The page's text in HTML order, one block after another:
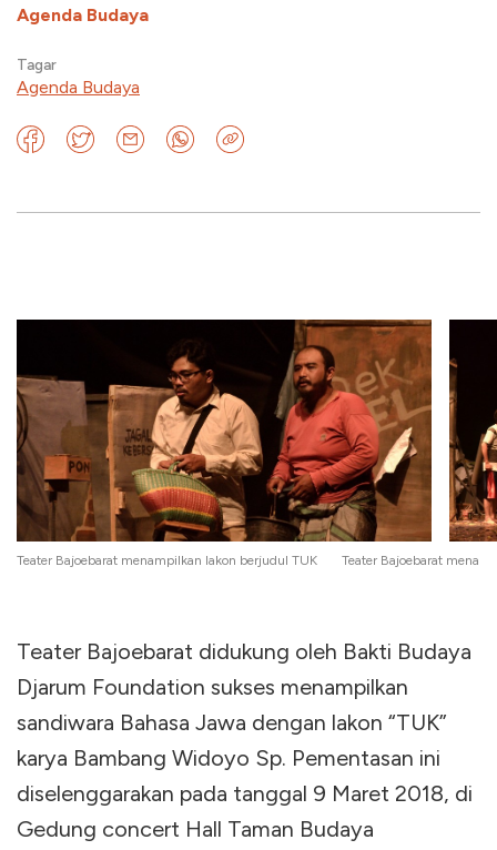
Agenda Budaya
Tagar
Agenda Budaya
Teater Bajoebarat menampilkan lakon berjudul TUK Teater Bajoebarat
Teater Bajoebarat didukung oleh Bakti Budaya
Djarum Foundation sukses menampilkan
sandiwara Bahasa Jawa dengan lakon “TUK”
karya Bambang Widoyo Sp. Pementasan ini
diselenggarakan pada tanggal 9 Maret 2018, di
Gedung concert Hall Taman Budaya